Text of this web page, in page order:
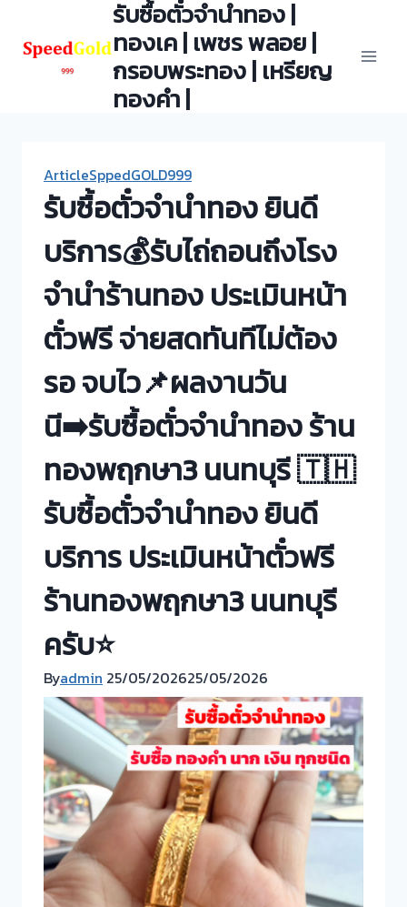
content
รับซื้อตั๋วจำนำทอง |
ทองเค | เพชร พลอย |
กรอบพระทอง | เหรียญ
ทองคำ |
ArticleSppedGOLD999
รับซื้อตั๋วจำนำทอง ยินดี
บริการ💰รับไถ่ถอนถึงโรง
จำนำร้านทอง ประเมินหน้า
ตั๋วฟรี จ่ายสดทันทีไม่ต้อง
รอ จบไว📌ผลงานวัน
นี➡️รับซื้อตั๋วจำนำทอง ร้าน
ทองพฤกษา3 นนทบุรี 🇹🇭
รับซื้อตั๋วจำนำทอง ยินดี
บริการ ประเมินหน้าตั๋วฟรี
ร้านทองพฤกษา3 นนทบุรี
ครับ⭐
Byadmin 25/05/202625/05/2026